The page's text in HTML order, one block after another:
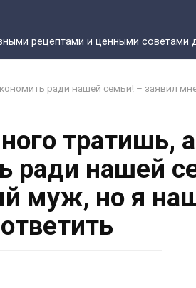
рецептами и ценными советами
ради нашей семьи! – заявил
тратишь,
ради нашей
муж, но я